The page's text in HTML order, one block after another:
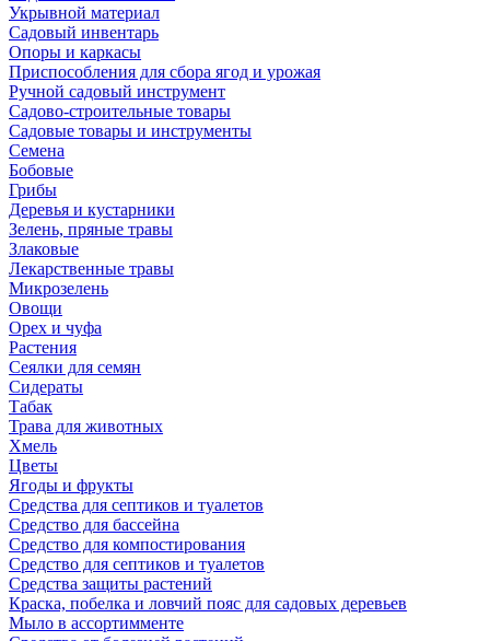
Укрывной материал
Садовый инвентарь
Опоры и каркасы
Приспособления для сбора ягод и урожая
Ручной садовый инструмент
Садово-строительные товары
Садовые товары и инструменты
Семена
Бобовые
Грибы
Деревья и кустарники
Зелень, пряные травы
Злаковые
Лекарственные травы
Микрозелень
Овощи
Орех и чуфа
Растения
Сеялки для семян
Сидераты
Табак
Трава для животных
Хмель
Цветы
Ягоды и фрукты
Средства для септиков и туалетов
Средство для бассейна
Средство для компостирования
Средство для септиков и туалетов
Средства защиты растений
Краска, побелка и ловчий пояс для садовых деревьев
Мыло в ассортимменте